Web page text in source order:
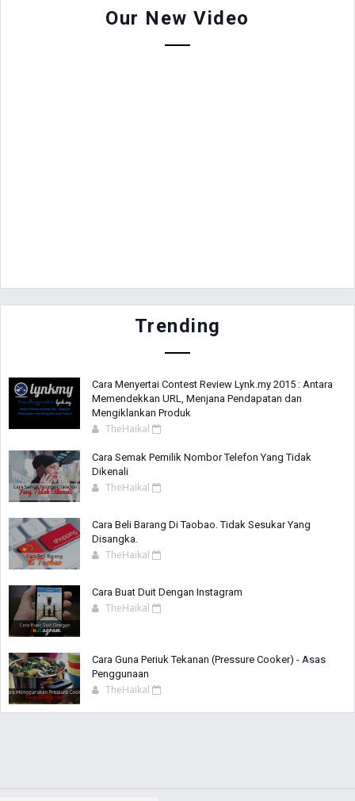
Our New Video
Trending
Cara Menyertai Contest Review Lynk.my 2015 : Antara
Memendekkan URL, Menjana Pendapatan dan
Mengiklankan Produk
TheHaikal
Cara Semak Pemilik Nombor Telefon Yang Tidak
Dikenali
TheHaikal
Cara Beli Barang Di Taobao. Tidak Sesukar Yang
Disangka.
TheHaikal
Cara Buat Duit Dengan Instagram
TheHaikal
Cara Guna Periuk Tekanan (Pressure Cooker) - Asas
Penggunaan
TheHaikal